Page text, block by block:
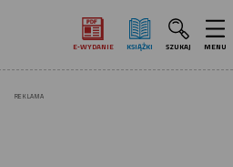
E‑WYDANIE KSIĄŻKI SZUKAJ MENU
REKLAMA